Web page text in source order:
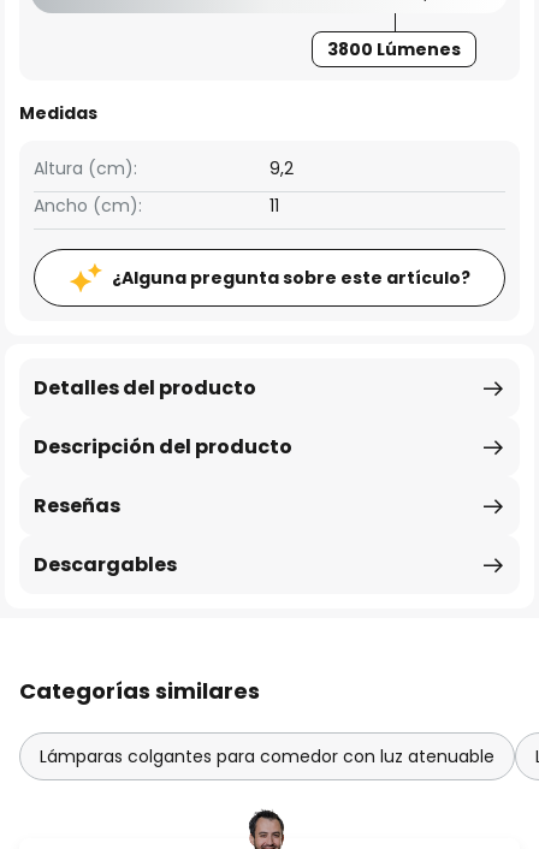
3800 Lúmenes
Medidas
Ancho (cm): 11
Altura (cm): 9,2
¿Alguna pregunta sobre este artículo?
Descripción del producto
Detalles del producto
Reseñas
Descargables
Categorías similares
Lámparas colgantes para comedor con luz atenuable